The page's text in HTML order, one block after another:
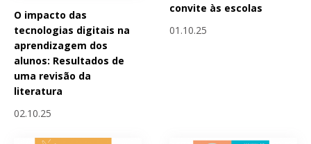
O impacto das
tecnologias digitais na
aprendizagem dos
alunos: Resultados de
uma revisão da
literatura
02.10.25
convite às escolas
01.10.25